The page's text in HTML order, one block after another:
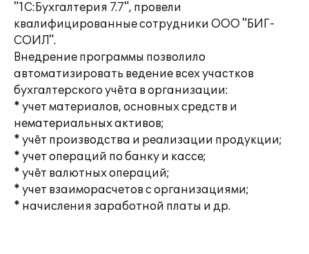
"1С:Бухгалтерия 7.7", провели
квалифицированные сотрудники ООО "БИГ-
СОИЛ".
Внедрение программы позволило
автоматизировать ведение всех участков
бухгалтерского учёта в организации:
* учет материалов, основных средств и
нематериальных активов;
* учёт производства и реализации продукции;
* учет операций по банку и кассе;
* учёт валютных операций;
* учет взаиморасчетов с организациями;
* начисления заработной платы и др.